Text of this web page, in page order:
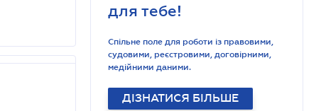
для тебе!
Спільне поле для роботи із правовими,
судовими, реєстровими, договірними,
медійними даними.
ДІЗНАТИСЯ БІЛЬШЕ